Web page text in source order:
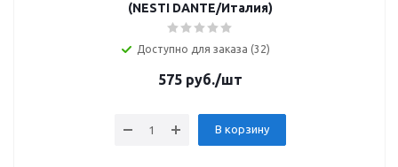
(NESTI DANTE/Италия)
Доступно для заказа (32)
575руб./шт
В корзину